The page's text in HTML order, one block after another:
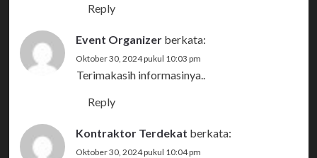
Reply
Event Organizer berkata:
Oktober 30, 2024 pukul 10:03 pm
Terimakasih informasinya..
Reply
Kontraktor Terdekat berkata:
Oktober 30, 2024 pukul 10:04 pm